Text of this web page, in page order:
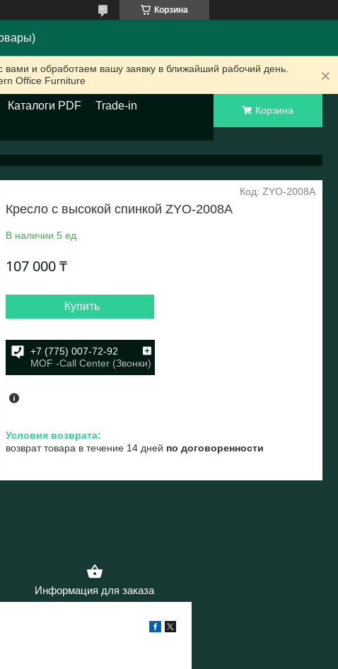
Корзина
и обработаем вашу заявку в ближайший рабочий день.
Office Furniture
Каталоги PDF
Trade-in
Корзина
Кресло с высокой спинкой ZYO-2008A
В наличии 5 ед.
Код: ZYO-2008A
107 000 ₸
Купить
+7 (775) 007-72-92
MOF -Call Center (Звонки)
возврат товара в течение 14 дней по договоренности
Информация для заказа